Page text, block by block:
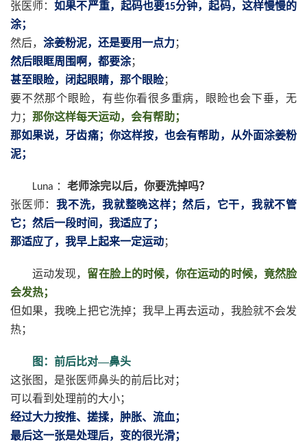
张医师：如果不严重，起码也要15分钟，起码，这样慢慢的
涂；
然后， 涂姜粉泥，还是要用一点力；
然后眼眶周围啊，都要涂；
甚至眼睑，闭起眼睛，那个眼睑；
要不然那个眼睑，有些你看很多重病，眼睑也会下垂，无
力； 那你这样每天运动，会有帮助；
那如果说，牙齿痛；你这样按，也会有帮助，从外面涂姜粉
泥；
Luna ： 老师涂完以后，你要洗掉吗？
张医师： 我不洗，我就整晚这样；然后，它干，我就不管
它；然后一段时间，我适应了；
那适应了，我早上起来一定运动；
运动发现， 留在脸上的时候，你在运动的时候，竟然脸
会发热；
但如果，我晚上把它洗掉；我早上再去运动，我脸就不会发
热；
图：前后比对—鼻头
这张图，是张医师鼻头的前后比对；
可以看到处理前的大小；
经过大力按推、搓揉，肿胀、流血；
最后这一张是处理后，变的很光滑；